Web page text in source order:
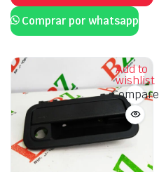
Comprar por whatsapp
Add to
wishlist
Compare